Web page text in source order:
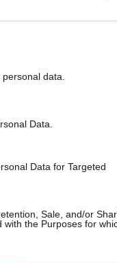
data.
Data.
Data for Targeted
Sale, and/or
the Purposes for
il ruolo delle
sorrisi e
delle
Tutti gli eventi